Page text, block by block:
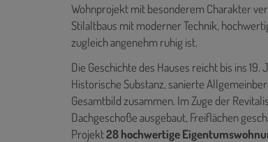
Wohnprojekt mit besonderem Charakter
Stilaltbaus mit moderner Technik,
zugleich angenehm ruhig ist.
Die Geschichte des Hauses reicht bis ins
Historische Substanz, sanierte
Gesamtbild zusammen. Im Zuge der
Dachgeschoße ausgebaut, Freiflächen
Projekt28 hochwertige